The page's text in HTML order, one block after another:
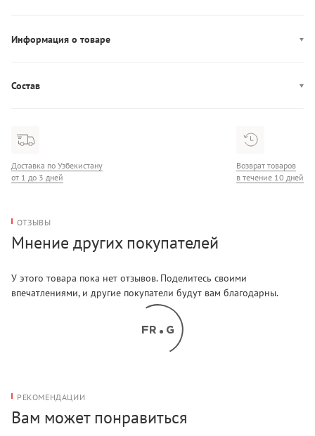
Информация о товаре
Состав
Доставка по Узбекистану
от 1 до 3 дней
Возврат товаров
в течение 10 дней
ОТЗЫВЫ
Мнение других покупателей
У этого товара пока нет отзывов. Поделитесь своими
впечатлениями, и другие покупатели будут вам благодарны.
РЕКОМЕНДАЦИИ
Вам может понравиться